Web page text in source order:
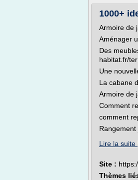
1000+
Armoire de
Aménager
Des
habitat.fr/
Une
La cabane
Armoire de
Comment
comment
Rangement
Lire la suite
Site :
Thèmes